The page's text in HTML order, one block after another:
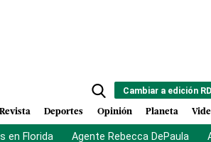
Cambiar a edición RD
Revista Deportes Opinión Planeta
en Florida Agente Rebecca DePaula